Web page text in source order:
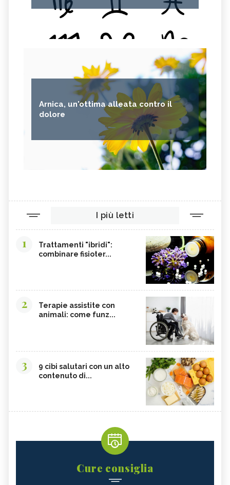
Arnica, un'ottima alleata contro il
dolore
I più letti
1
Trattamenti "ibridi":
combinare fisioter...
2
Terapie assistite con
animali: come funz...
3
9 cibi salutari con un alto
contenuto di...
Cure consiglia